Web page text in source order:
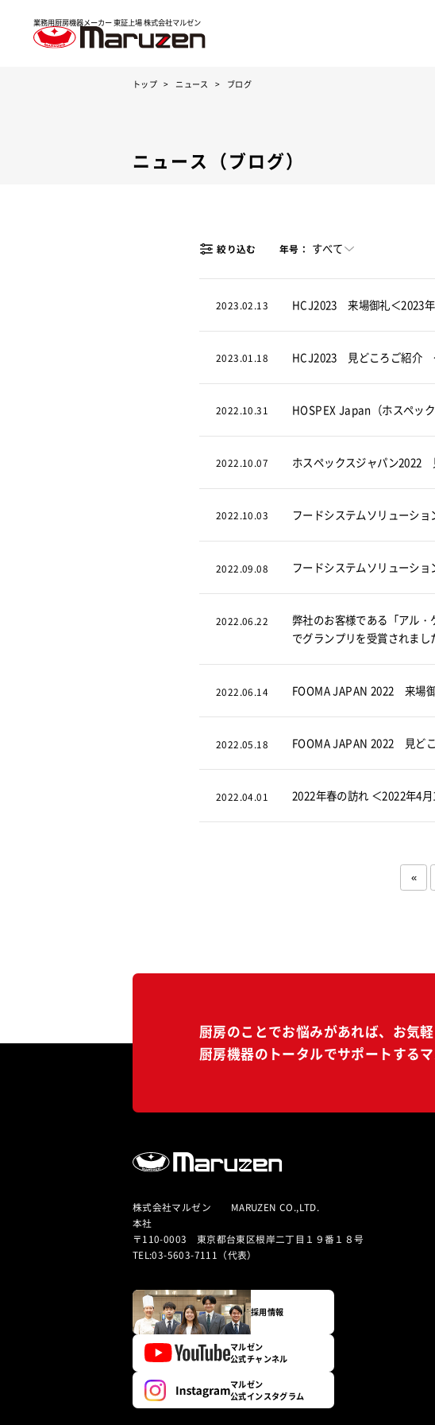
業務用厨房機器メーカー 東証上場株式会社マルゼン
トップ ニュース ブログ
ニュース（ブログ）
絞り込む 年号： すべて
2023.02.13 HCJ2023 来場御礼＜2023
2023.01.18 HCJ2023 見どころご紹介
2022.10.31 HOSPEX Japan（ホスペッ
2022.10.07 ホスペックスジャパン
2022.10.03 フードシステムソリューシ
2022.09.08 フードシステムソリューシ
2022.06.22
弊社のお客様である「アル・
でグランプリを受賞されま
2022.06.14 FOOMA JAPAN 2022 来場
2022.05.18 FOOMA JAPAN 2022 見ど
2022.04.01 2022年春の訪れ ＜2022年4月
«
厨房のことでお悩みがあれば、 お気
厨房機器のトータルでサポートする
株式会社マルゼン MARUZEN CO.,LTD.
本社
〒110-0003 東京都台東区根岸二丁目１９番１８号
TEL:03-5603-7111（代表）
採用情報
マルゼン
公式チャンネル
マルゼン
公式インスタグラム